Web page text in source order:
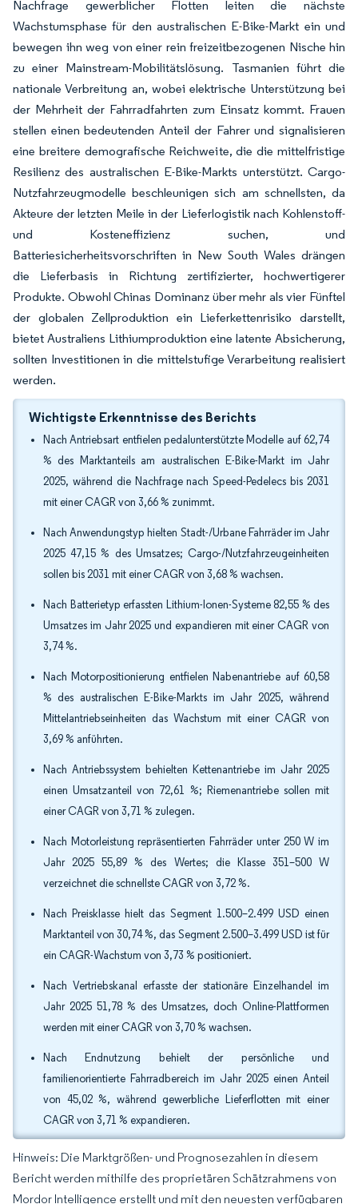
Nachfrage gewerblicher Flotten leiten die nächste
Wachstumsphase für den australischen E-Bike-Markt ein und
bewegen ihn weg von einer rein freizeitbezogenen Nische hin
zu einer Mainstream-Mobilitätslösung. Tasmanien führt die
nationale Verbreitung an, wobei elektrische Unterstützung bei
der Mehrheit der Fahrradfahrten zum Einsatz kommt. Frauen
stellen einen bedeutenden Anteil der Fahrer und signalisieren
eine breitere demografische Reichweite, die die mittelfristige
Resilienz des australischen E-Bike-Markts unterstützt. Cargo-
Nutzfahrzeugmodelle beschleunigen sich am schnellsten, da
Akteure der letzten Meile in der Lieferlogistik nach Kohlenstoff-
und Kosteneffizienz suchen, und
Batteriesicherheitsvorschriften in New South Wales drängen
die Lieferbasis in Richtung zertifizierter, hochwertigerer
Produkte. Obwohl Chinas Dominanz über mehr als vier Fünftel
der globalen Zellproduktion ein Lieferkettenrisiko darstellt,
bietet Australiens Lithiumproduktion eine latente Absicherung,
sollten Investitionen in die mittelstufige Verarbeitung realisiert
werden.
Wichtigste Erkenntnisse des Berichts
Nach Antriebsart entfielen pedalunterstützte Modelle auf 62,74
% des Marktanteils am australischen E-Bike-Markt im Jahr
2025, während die Nachfrage nach Speed-Pedelecs bis 2031
mit einer CAGR von 3,66 % zunimmt.
Nach Anwendungstyp hielten Stadt-/Urbane Fahrräder im Jahr
2025 47,15 % des Umsatzes; Cargo-/Nutzfahrzeugeinheiten
sollen bis 2031 mit einer CAGR von 3,68 % wachsen.
Nach Batterietyp erfassten Lithium-Ionen-Systeme 82,55 % des
Umsatzes im Jahr 2025 und expandieren mit einer CAGR von
3,74 %.
Nach Motorpositionierung entfielen Nabenantriebe auf 60,58
% des australischen E-Bike-Markts im Jahr 2025, während
Mittelantriebseinheiten das Wachstum mit einer CAGR von
3,69 % anführten.
Nach Antriebssystem behielten Kettenantriebe im Jahr 2025
einen Umsatzanteil von 72,61 %; Riemenantriebe sollen mit
einer CAGR von 3,71 % zulegen.
Nach Motorleistung repräsentierten Fahrräder unter 250 W im
Jahr 2025 55,89 % des Wertes; die Klasse 351–500 W
verzeichnet die schnellste CAGR von 3,72 %.
Nach Preisklasse hielt das Segment 1.500–2.499 USD einen
Marktanteil von 30,74 %, das Segment 2.500–3.499 USD ist für
ein CAGR-Wachstum von 3,73 % positioniert.
Nach Vertriebskanal erfasste der stationäre Einzelhandel im
Jahr 2025 51,78 % des Umsatzes, doch Online-Plattformen
werden mit einer CAGR von 3,70 % wachsen.
Nach Endnutzung behielt der persönliche und
familienorientierte Fahrradbereich im Jahr 2025 einen Anteil
von 45,02 %, während gewerbliche Lieferflotten mit einer
CAGR von 3,71 % expandieren.
Hinweis: Die Marktgrößen- und Prognosezahlen in diesem
Bericht werden mithilfe des proprietären Schätzrahmens von
Mordor Intelligence erstellt und mit den neuesten verfügbaren